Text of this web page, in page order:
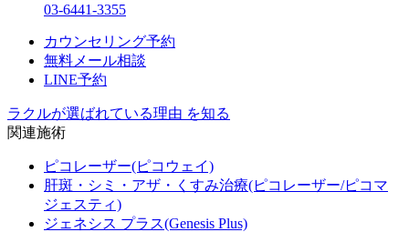
03-6441-3355
カウンセリング予約
無料メール相談
LINE予約
ラクルが選ばれている理由 を知る
関連施術
ピコレーザー(ピコウェイ)
肝斑・シミ・アザ・くすみ治療(ピコレーザー/ピコマ
ジェスティ)
ジェネシス プラス(Genesis Plus)